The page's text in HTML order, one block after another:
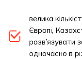
велика
Європі,
розв’язувати
одночасно в